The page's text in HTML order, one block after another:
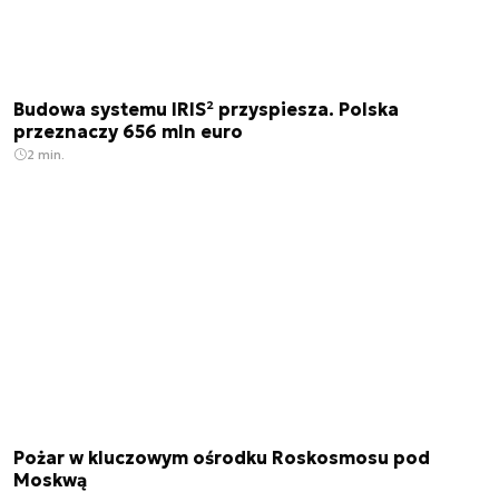
Budowa systemu IRIS² przyspiesza. Polska
przeznaczy 656 mln euro
2 min.
Pożar w kluczowym ośrodku Roskosmosu pod
Moskwą